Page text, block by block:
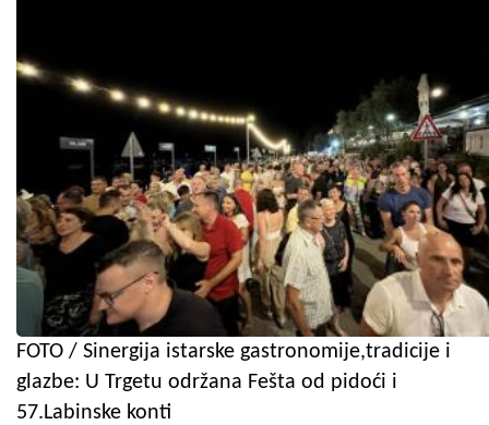
FOTO / Sinergija istarske gastronomije,tradicije i
glazbe: U Trgetu održana Fešta od pidoći i
57.Labinske konti